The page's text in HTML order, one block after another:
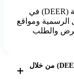
يمكن متابعة سعر سهم شركة الديرة القابضة (DEER) في
الرسمية ومواقع
والطلب
كيف يمكنني شراء سهم شركة الديرة القابضة (DEER) من خلال